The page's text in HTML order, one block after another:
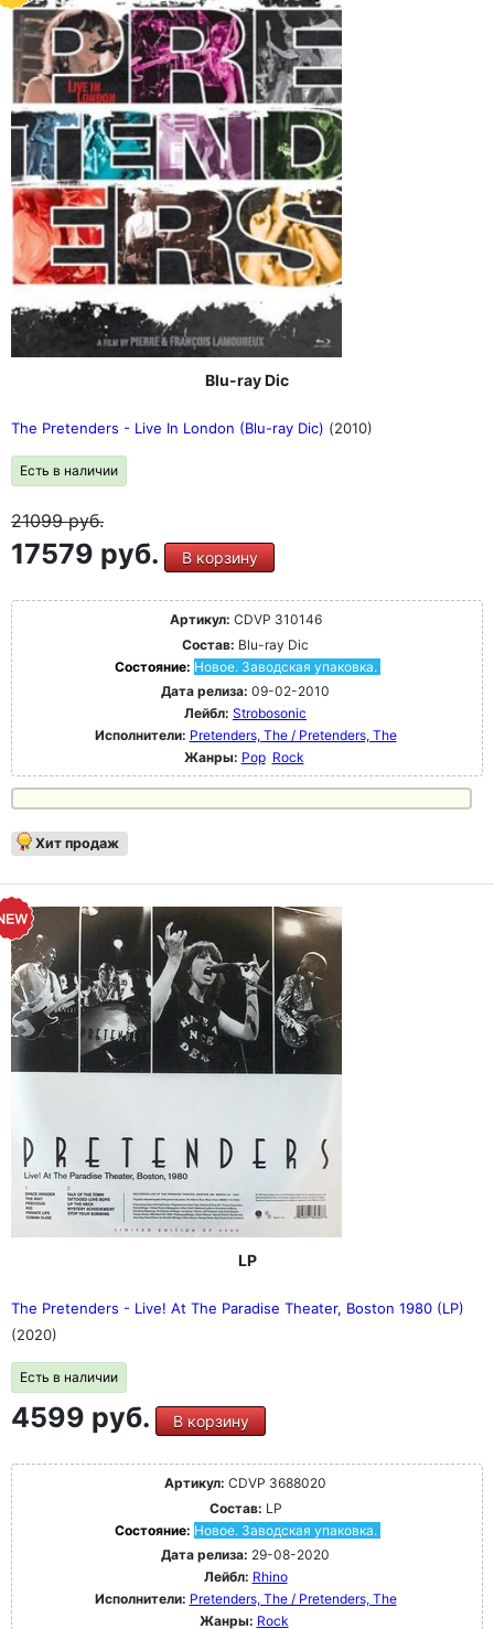
Blu-ray Dic
The Pretenders - Live In London (Blu-ray Dic) (2010)
Есть в наличии
21099руб.
17579 руб. В корзину
Артикул: CDVP 310146
Состав: Blu-ray Dic
Состояние: Новое. Заводская упаковка.
Дата релиза: 09-02-2010
Лейбл: Strobosonic
Исполнители: Pretenders, The / Pretenders, The
Жанры: Pop Rock
Хит продаж
LP
The Pretenders - Live! At The Paradise Theater, Boston 1980 (LP)
(2020)
Есть в наличии
4599 руб. В корзину
Артикул: CDVP 3688020
Состав: LP
Состояние: Новое. Заводская упаковка.
Дата релиза: 29-08-2020
Лейбл: Rhino
Исполнители: Pretenders, The / Pretenders, The
Жанры: Rock